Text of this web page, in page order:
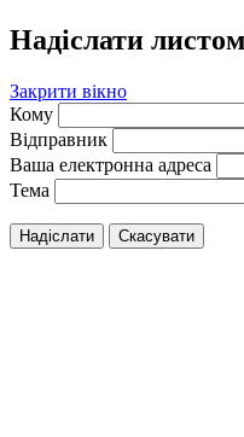
Надіслати
Закрити вікно
Кому
Відправник
Ваша електронна адреса
Тема
Надіслати Скасувати